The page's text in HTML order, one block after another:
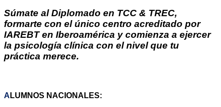
Súmate al Diplomado en TCC & TREC,
formarte con el único centro acreditado por
IAREBT en Iberoamérica y comienza a ejercer
la psicología clínica con el nivel que tu
práctica merece.
A LUMNOS NACIONALES: